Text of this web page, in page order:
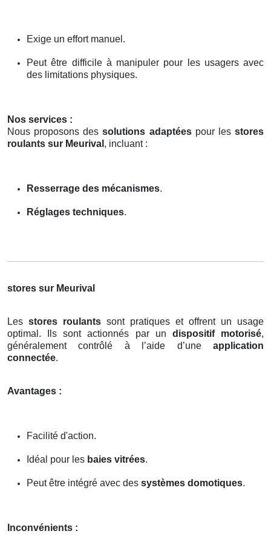
Exige un effort manuel.
Peut être difficile à manipuler pour les usagers avec
des limitations physiques.
Nos services :
Nous proposons dessolutions adaptéespour lesstores
roulants sur Meurival , incluant :
Resserrage des mécanismes.
Réglages techniques.
stores sur Meurival
Les stores roulants sont pratiques et offrent un usage
optimal. Ils sont actionnés par un dispositif motorisé,
généralement contrôlé à l’aide d’une application
connectée.
Avantages :
Facilité d'action.
Idéal pour les baies vitrées.
Peut être intégré avec des systèmes domotiques.
Inconvénients :